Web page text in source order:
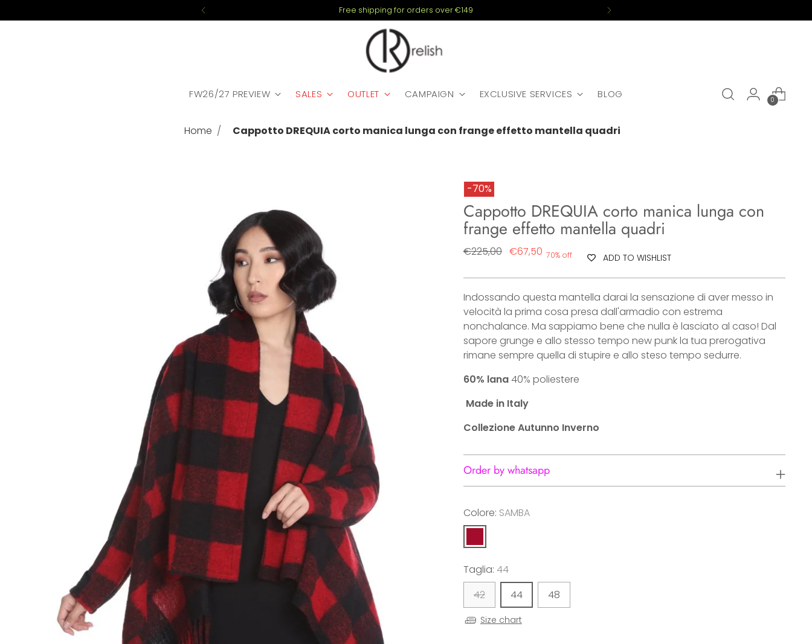
Free shipping for orders over €149
FW26/27 PREVIEW SALES OUTLET CAMPAIGN EXCLUSIVE SERVICES BLOG 0
Home Cappotto DREQUIA corto manica lunga con frange effetto mantella quadri
-70%
Cappotto DREQUIA corto manica lunga con
frange effetto mantella quadri
Regular
€225,00 €67,50 70% off ADD TO WISHLIST
Indossando questa mantella darai la sensazione di aver messo in
velocità la prima cosa presa dall'armadio con estrema
nonchalance. Ma sappiamo bene che nulla è lasciato al caso! Dal
sapore grunge e allo stesso tempo new punk la tua prerogativa
rimane sempre quella di stupire e allo steso tempo sedurre.
60% lana40% poliestere
Made in Italy
Collezione Autunno Inverno
Order by whatsapp
Colore: SAMBA
Taglia: 44
42
44 48
Size chart